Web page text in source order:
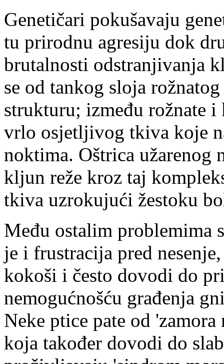
Genetičari pokušavaju
tu prirodnu agresiju dok
brutalnosti odstranjivanja
se od tankog sloja
strukturu; između rožnate i
vrlo osjetljivog tkiva koje
noktima. Oštrica užarenog
kljun reže kroz taj
tkiva uzrokujući žestoku
Među ostalim problemima
je i frustracija pred
kokoši i često dovodi do
nemogućnošću građenja
Neke ptice pate od
koja također dovodi do